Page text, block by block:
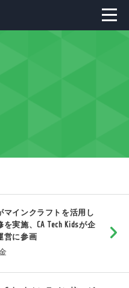
マインクラフトを活用し
実施、CA Tech Kidsが企
営に参画